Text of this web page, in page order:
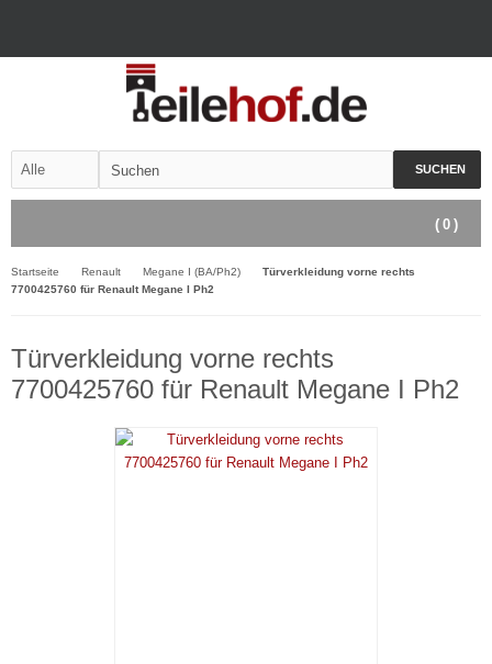
SUCHEN
( 0 )
Startseite Renault Megane I (BA/Ph2)
Türverkleidung vorne rechts
7700425760 für Renault Megane I Ph2
Türverkleidung vorne rechts
7700425760 für Renault Megane I Ph2